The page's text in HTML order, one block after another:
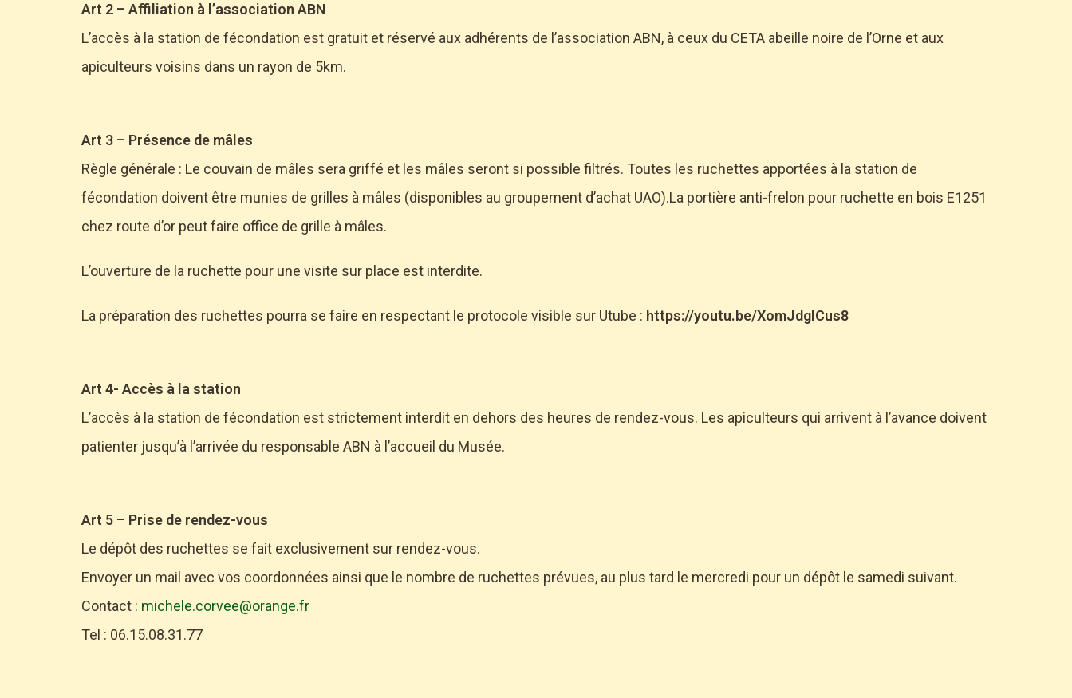
Art 2 – Affiliation à l’association ABN
L’accès à la station de fécondation est gratuit et réservé aux adhérents de l’association ABN, à ceux du CETA abeille noire de l’Orne et aux
apiculteurs voisins dans un rayon de 5km.
Art 3 – Présence de mâles
Règle générale : Le couvain de mâles sera griffé et les mâles seront si possible filtrés. Toutes les ruchettes apportées à la station de
fécondation doivent être munies de grilles à mâles (disponibles au groupement d’achat UAO).La portière anti-frelon pour ruchette en bois E1251
chez route d’or peut faire office de grille à mâles.
L’ouverture de la ruchette pour une visite sur place est interdite.
La préparation des ruchettes pourra se faire en respectant le protocole visible sur Utube : https://youtu.be/XomJdglCus8
Art 4- Accès à la station
L’accès à la station de fécondation est strictement interdit en dehors des heures de rendez-vous. Les apiculteurs qui arrivent à l’avance doivent
patienter jusqu’à l’arrivée du responsable ABN à l’accueil du Musée.
Art 5 – Prise de rendez-vous
Le dépôt des ruchettes se fait exclusivement sur rendez-vous.
Envoyer un mail avec vos coordonnées ainsi que le nombre de ruchettes prévues, au plus tard le mercredi pour un dépôt le samedi suivant.
Contact : michele.corvee@orange.fr
Tel : 06.15.08.31.77